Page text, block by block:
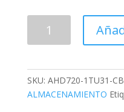
DISCO
HD720
SUPER
SKU: AHD720-1TU31-
ALMACENAMIENTO